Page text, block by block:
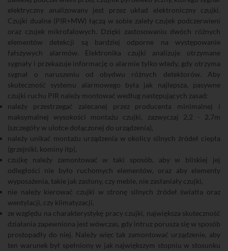
elektryczny analizowany jest przez układ elektroniczny czujki.
Czujki dualne (PIR+MW) łączą w sobie zalety czujek podczerwieni
oraz czujek mikrofalowych. Dzięki zastosowaniu dwóch różnych
elementów detekcji są bardziej odporne na występowanie
fałszywych alarmów. Elektronika czujki analizuje otrzymane
sygnały i przekazuje informację o alarmie tylko wtedy, gdy otrzyma
sygnał o naruszeniu od obydwu różnych detektorów. Aby
skuteczność systemu alarmowego była jak najlepsza, pasywne
czujki ruchu PIR należy montować według następujących zasad:
należy przestrzegać zalecanej przez producenta minimalnej i
maksymalnej wysokości montażu czujki, zazwyczaj 2,2 - 2,7m
(szczegóły w ulotce dołączonej do urządzenia),
należy unikać montażu urządzenia w okolicy silnych źródeł ciepła
(grzejniki, kominy itp),
czujkę należy zamontować w taki sposób, aby w bliskiej jej
odległości nie było ruchomych elementów, oraz aby elementy
wyposażenia, takie jak zasłony, czy meble, nie zasłaniały czujki,
nie należy kierować czujki w stronę silnych źródeł światła oraz
wentylacji, czy klimatyzacji,
ze względu na charakterystykę pracy czujki, największa skuteczność
działania zapewniona jest wówczas, gdy intruz porusza się w sposób
prostopadły do niej. Należy więc tak zamontować urządzenie, aby
ten warunek był spełniony w jak największym stopniu w stosunku